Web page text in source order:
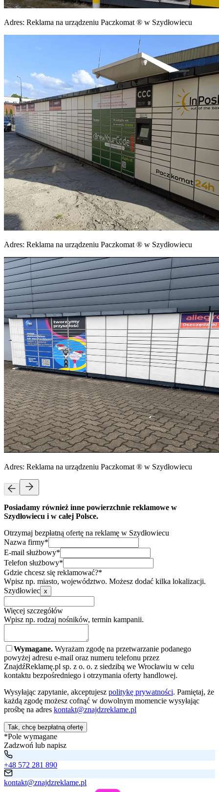
Adres: Reklama na urządzeniu Paczkomat ® w Szydłowiecu
Adres: Reklama na urządzeniu Paczkomat ® w Szydłowiecu
Adres: Reklama na urządzeniu Paczkomat ® w Szydłowiecu
Posiadamy również inne powierzchnie reklamowe w
Szydłowiecu i w całej Polsce.
Otrzymaj bezpłatną ofertę na reklamę w Szydłowiecu
Nazwa firmy*
E-mail służbowy*
Telefon służbowy*
Gdzie chcesz się reklamować?*
Wpisz np. miasto, województwo. Możesz dodać kilka lokalizacji.
Szydłowiec x
Więcej szczegółów
Wpisz np. rodzaj nośników, termin kampanii.
Wymagane. Wyrażam zgodę na przetwarzanie podanego
powyżej adresu e-mail oraz numeru telefonu przez
ZnajdźReklamę.pl sp. z o. o. z siedzibą we Wrocławiu w celu
kontaktu bezpośredniego i otrzymania oferty handlowej.
Wysyłając zapytanie, akceptujesz politykę prywatności. Pamiętaj, że
każdą zgodę możesz cofnąć w dowolnym momencie wysyłając
prośbę na adres kontakt@znajdzreklame.pl
Tak, chcę bezpłatną ofertę
*Pole wymagane
Zadzwoń lub napisz
+48 572 281 890
kontakt@znajdzreklame.pl